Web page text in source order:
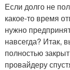
Если долго не
какое-то время
нужно
навсегда? Итак,
полностью
провайдеру